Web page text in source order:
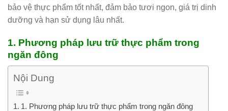
bảo vệ thực phẩm tốt nhất, đảm bảo tươi ngon, giá trị dinh
dưỡng và hạn sử dụng lâu nhất.
1. Phương pháp lưu trữ thực phẩm trong
ngăn đông
Nội Dung
1. Phương pháp lưu trữ thực phẩm trong ngăn đông